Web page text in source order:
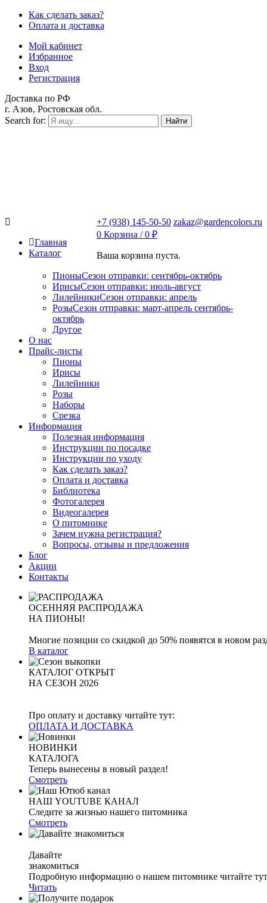
Как сделать заказ?
Оплата и доставка
Мой кабинет
Избранное
Вход
Регистрация
Доставка по РФ
г. Азов, Ростовская обл.
Search for:
Найти
+7 (938) 145-50-50 zakaz@gardencolors.ru
0 Корзина /0 ₽
Ваша корзина пуста.
Главная
Каталог
ПионыСезон отправки: сентябрь-октябрь
ИрисыСезон отправки: июль-август
ЛилейникиСезон отправки: апрель
РозыСезон отправки: март-апрель сентябрь-
октябрь
Другое
О нас
Прайс-листы
Пионы
Ирисы
Лилейники
Розы
Наборы
Срезка
Информация
Полезная информация
Инструкции по посадке
Инструкции по уходу
Как сделать заказ?
Оплата и доставка
Библиотека
Фотогалерея
Видеогалерея
О питомнике
Зачем нужна регистрация?
Вопросы, отзывы и предложения
Блог
Акции
Контакты
ОСЕННЯЯ РАСПРОДАЖА
НА ПИОНЫ!
Многие позиции со скидкой до 50% появятся в новом
В каталог
КАТАЛОГ ОТКРЫТ
НА СЕЗОН 2026
Про оплату и доставку читайте тут:
ОПЛАТА И ДОСТАВКА
НОВИНКИ
КАТАЛОГА
Теперь вынесены в новый раздел!
Смотреть
НАШ YOUTUBE КАНАЛ
Следите за жизнью нашего питомника
Смотреть
Давайте
знакомиться
Подробную информацию о нашем питомнике читайте
Читать